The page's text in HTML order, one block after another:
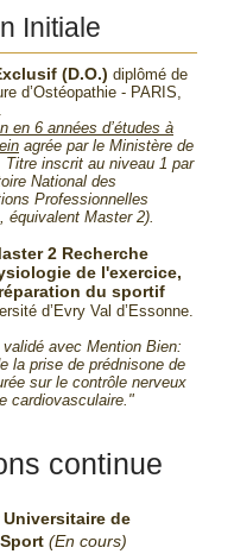
Initiale
(D.O.) diplômé de
d’Ostéopathie - PARIS,
en 6 années d’études à
agrée par le Ministère de
Titre inscrit au niveau 1 par
National des
Professionnelles
équivalent Master 2).
2 Recherche
de l'exercice,
du sportif
d’Evry Val d’Essonne.
validé avec Mention Bien:
la prise de prédnisone de
sur le contrôle nerveux
cardiovasculaire."
continue
de
(En cours)